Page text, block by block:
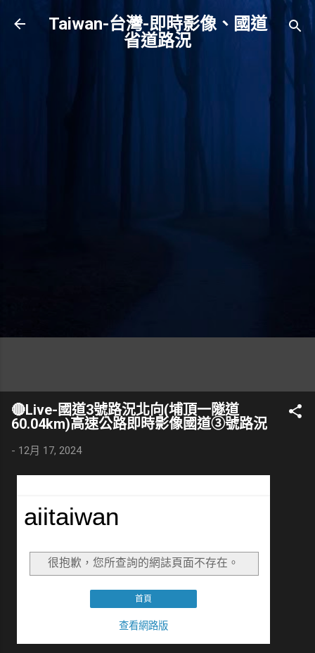
跳到主要內容
Taiwan-台灣-即時影像、國道
省道路況
🔴Live-國道3號路況北向(埔頂一隧道
60.04km)高速公路即時影像國道③號路況
- 12月 17, 2024